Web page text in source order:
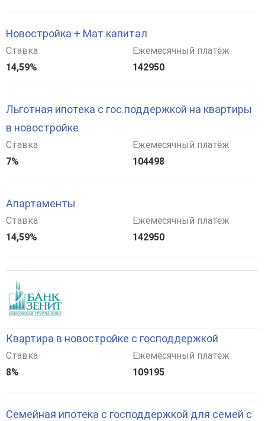
Новостройка + Мат.капитал
Ставка
14,59%
Ежемесячный платёж
142950
Льготная ипотека с гос.поддержкой на квартиры
в новостройке
Ставка
7%
Ежемесячный платёж
104498
Апартаменты
Ставка
14,59%
Ежемесячный платёж
142950
Квартира в новостройке с господдержкой
Ставка
8%
Ежемесячный платёж
109195
Семейная ипотека с господдержкой для семей с